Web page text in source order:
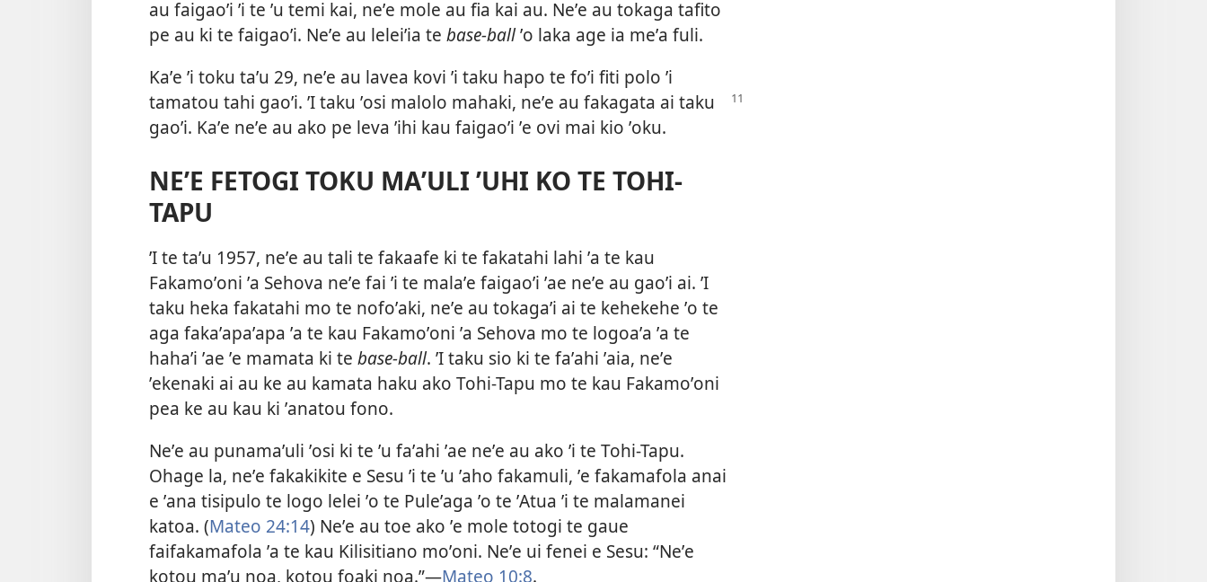
au faigaoʼi ʼi te ʼu temi kai, neʼe mole au fia kai au. Neʼe au tokaga tafito
pe au ki te faigaoʼi. Neʼe au leleiʼia te base-ballʼo laka age ia meʼa fuli.
Kaʼe ʼi toku taʼu 29, neʼe au lavea kovi ʼi taku hapo te foʼi fiti polo ʼi
tamatou tahi gaoʼi. ʼI taku ʼosi malolo mahaki, neʼe au fakagata ai taku
gaoʼi. Kaʼe neʼe au ako pe leva ʼihi kau faigaoʼi ʼe ovi mai kio ʼoku.
NEʼE FETOGI TOKU MAʼULI ʼUHI KO TE TOHI-
TAPU
ʼI te taʼu 1957, neʼe au tali te fakaafe ki te fakatahi lahi ʼa te kau
Fakamoʼoni ʼa Sehova neʼe fai ʼi te malaʼe faigaoʼi ʼae neʼe au gaoʼi ai. ʼI
taku heka fakatahi mo te nofoʼaki, neʼe au tokagaʼi ai te kehekehe ʼo te
aga fakaʼapaʼapa ʼa te kau Fakamoʼoni ʼa Sehova mo te logoaʼa ʼa te
hahaʼi ʼae ʼe mamata ki te base-ball. ʼI taku sio ki te faʼahi ʼaia, neʼe
ʼekenaki ai au ke au kamata haku ako Tohi-Tapu mo te kau Fakamoʼoni
pea ke au kau ki ʼanatou fono.
Neʼe au punamaʼuli ʼosi ki te ʼu faʼahi ʼae neʼe au ako ʼi te Tohi-Tapu.
Ohage la, neʼe fakakikite e Sesu ʼi te ʼu ʼaho fakamuli, ʼe fakamafola anai
e ʼana tisipulo te logo lelei ʼo te Puleʼaga ʼo te ʼAtua ʼi te malamanei
katoa. (Mateo 24:14) Neʼe au toe ako ʼe mole totogi te gaue
faifakamafola ʼa te kau Kilisitiano moʼoni. Neʼe ui fenei e Sesu: “Neʼe
kotou maʼu noa, kotou foaki noa.”​​—Mateo 10:⁠8.